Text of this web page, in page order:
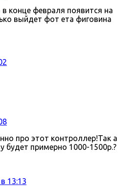
конце февраля появится на
выйдет фот ета фиговина
про этот контроллер!Так а
будет примерно 1000-1500р.?
13:13